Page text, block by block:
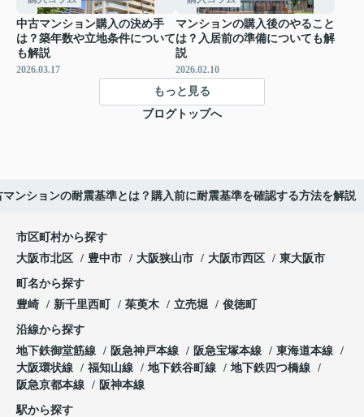
中古マンション購入の決め手
は？築年数や立地条件について
も解説
2026.03.17
マンションの購入後のやること
は？入居前の準備についても解
説
2026.02.10
もっと見る
ブログトップへ
マンションの耐震基準とは？購入前に耐震基準を確認する方法を解説
市区町村から探す
大阪市北区
豊中市 大阪狭山市 大阪市西区 東大阪市
町名から探す
豊崎
新千里西町 茱萸木 立売堀 俊徳町
沿線から探す
地下鉄御堂筋線
阪急神戸本線 阪急宝塚本線
東海道本線
大阪環状線
福知山線 地下鉄谷町線
地下鉄四つ橋線
阪急京都本線
阪神本線
駅から探す